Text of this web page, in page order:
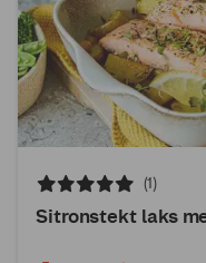
(1)
Sitronstekt laks